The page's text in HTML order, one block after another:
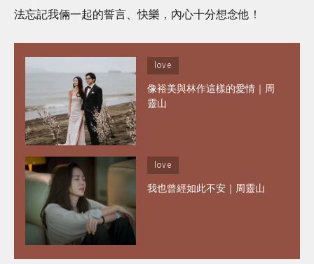
法忘記我倆一起的誓言、快樂，內心十分想念他！
love
像裕美與林作這樣的愛情｜周
靈山
love
我也曾經如此不安｜周靈山